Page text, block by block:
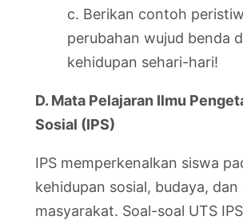
c. Berikan contoh
perubahan wujud benda
kehidupan sehari-hari!
D. Mata Pelajaran Ilmu
Sosial (IPS)
IPS memperkenalkan siswa
kehidupan sosial, budaya, dan
masyarakat. Soal-soal UTS